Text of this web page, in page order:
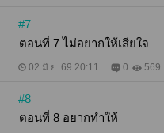
#7
ตอนที่ 7 ไม่อยากให้เสียใจ
02 มิ.ย. 69 20:11 0 569
#8
ตอนที่ 8 อยากทำให้